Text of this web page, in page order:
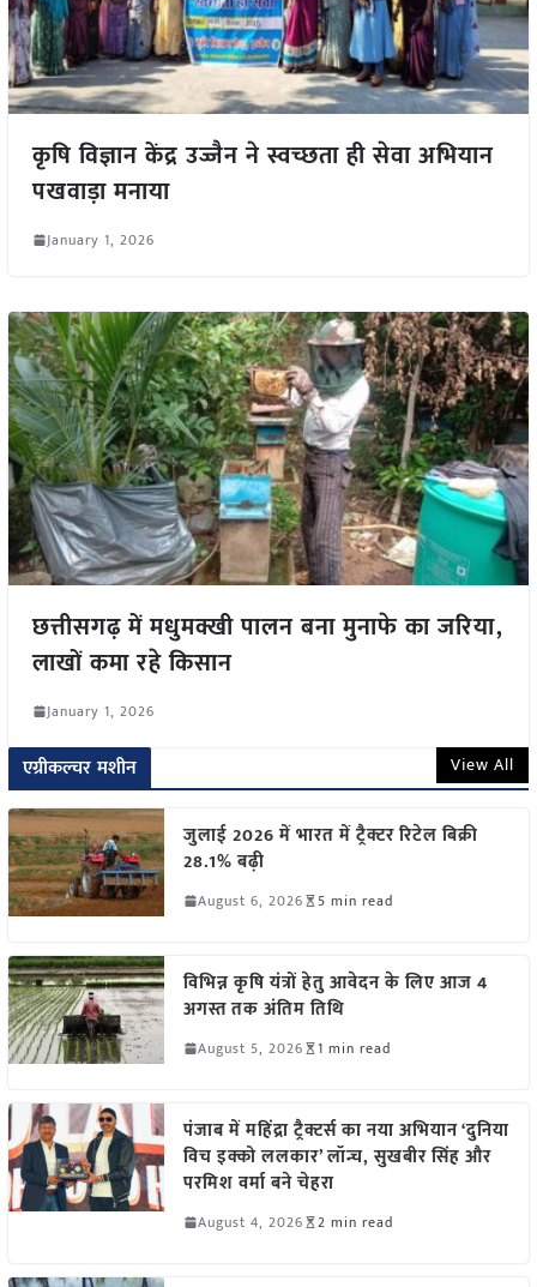
कृषि विज्ञान केंद्र उज्जैन ने स्वच्छता ही सेवा अभियान
पखवाड़ा मनाया
January 1, 2026
छत्तीसगढ़ में मधुमक्खी पालन बना मुनाफे का जरिया,
लाखों कमा रहे किसान
January 1, 2026
एग्रीकल्चर मशीन View All
जुलाई 2026 में भारत में ट्रैक्टर रिटेल बिक्री
28.1% बढ़ी
August 6, 2026 5 min read
विभिन्न कृषि यंत्रों हेतु आवेदन के लिए आज 4
अगस्त तक अंतिम तिथि
August 5, 2026 1 min read
पंजाब में महिंद्रा ट्रैक्टर्स का नया अभियान ‘दुनिया
विच इक्को ललकार’ लॉन्च, सुखबीर सिंह और
परमिश वर्मा बने चेहरा
August 4, 2026 2 min read